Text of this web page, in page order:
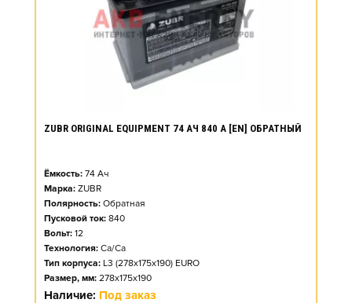
ZUBR ORIGINAL EQUIPMENT 74 АЧ 840 А [EN] ОБРАТНЫЙ
Ёмкость: 74 Ач
Марка: ZUBR
Полярность: Обратная
Пусковой ток: 840
Вольт: 12
Технология: Ca/Ca
Тип корпуса: L3 (278x175x190) EURO
Размер, мм: 278x175x190
Наличие: Под заказ